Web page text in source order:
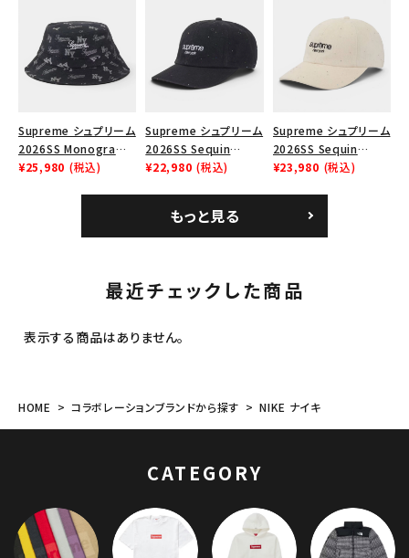
キーワードから探す
search
ショルダー・ウエストバッグ
ボックスロゴ ブラックスウェット
カテゴリーから探す
コラボレーションブランドから探す
シーズンから探す
並び順
価格から探す
在庫のない商品を表示する
絞り込んで検索する
Supreme シュプリーム
2026SS Monogram
Crusher Hat モノグラ
¥25,980 (税込)
Supreme シュプリーム
2026SS Sequin
Denim Classic Logo
6パネルキャップ インデ
ィゴ
¥22,980 (税込)
Supreme シュプリーム
2026SS Sequin
Denim Classic Logo
6パネルキャップ ナチュ
ラル
¥23,980 (税込)
もっと見る
最近チェックした商品
表示する商品はありません。
HOME コラボレーションブランドから探す NIKE ナイキ
CATEGORY